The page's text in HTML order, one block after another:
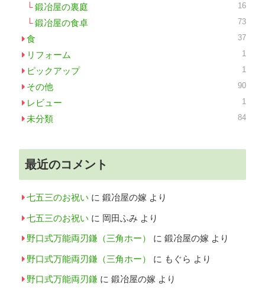
鍛冶屋の裏庭 16
鍛冶屋の食卓 73
食 37
リフォーム 1
ピックアップ 1
その他 90
レビュー 1
未分類 84
最近のコメント
七五三のお祝い に 鍛冶屋の嫁 より
七五三のお祝い に 岡田ふみ より
野口式万能両刃鎌（三角ホー） に 鍛冶屋の嫁 より
野口式万能両刃鎌（三角ホー） に もぐら より
野口式万能両刃鎌 に 鍛冶屋の嫁 より